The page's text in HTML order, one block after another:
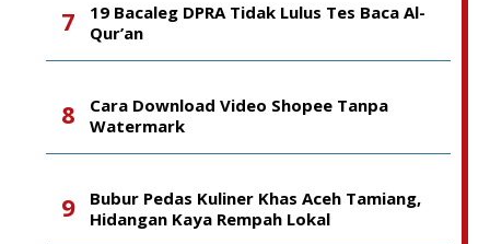
19 Bacaleg DPRA Tidak Lulus Tes Baca Al-
Qur’an
Cara Download Video Shopee Tanpa
Watermark
Bubur Pedas Kuliner Khas Aceh Tamiang,
Hidangan Kaya Rempah Lokal